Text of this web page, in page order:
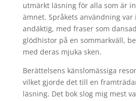
utmärkt läsning för alla som är
ämnet. Språkets användning
andäktig, med fraser som
glödhistor på en sommarkväll,
med deras mjuka sken.
Berättelsens känslomässiga
vilket gjorde det till en
läsning. Det bok slog mig mest